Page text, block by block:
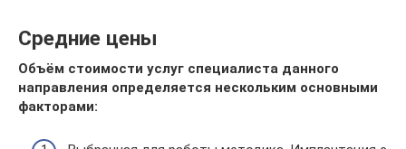
Средние цены
Объём стоимости услуг специалиста данного
направления определяется нескольким основными
факторами: